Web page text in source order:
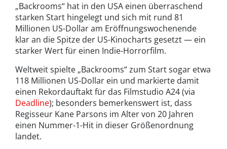
„Backrooms“ hat in den USA einen überraschend
starken Start hingelegt und sich mit rund 81
Millionen US-Dollar am Eröffnungswochenende
klar an die Spitze der US-Kinocharts gesetzt — ein
starker Wert für einen Indie-Horrorfilm.
Weltweit spielte „Backrooms“ zum Start sogar etwa
118 Millionen US-Dollar ein und markierte damit
einen Rekordauftakt für das Filmstudio A24 (via
Deadline); besonders bemerkenswert ist, dass
Regisseur Kane Parsons im Alter von 20 Jahren
einen Nummer-1-Hit in dieser Größenordnung
landet.